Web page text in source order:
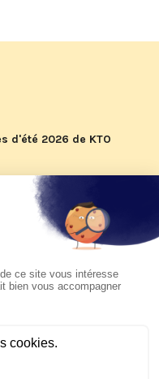
d'été 2026 de KTO
du pape Léon
suivre sur KTO le
Argentine et